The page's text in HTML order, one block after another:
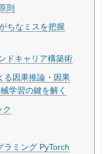
則
ちなミスを把握
ドキャリア構築術
因果推論・因果
学習の鍵を解く
ミング PyTorch